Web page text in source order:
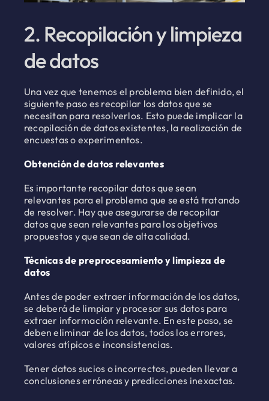
2. Recopilación y limpieza
de datos
Una vez que tenemos el problema bien definido, el
siguiente paso es recopilar los datos que se
necesitan para resolverlos. Esto puede implicar la
recopilación de datos existentes, la realización de
encuestas o experimentos.
Obtención de datos relevantes
Es importante recopilar datos que sean
relevantes para el problema que se está tratando
de resolver. Hay que asegurarse de recopilar
datos que sean relevantes para los objetivos
propuestos y que sean de alta calidad.
Técnicas de preprocesamiento y limpieza de
datos
Antes de poder extraer información de los datos,
se deberá de limpiar y procesar sus datos para
extraer información relevante. En este paso, se
deben eliminar de los datos, todos los errores,
valores atípicos e inconsistencias.
Tener datos sucios o incorrectos, pueden llevar a
conclusiones erróneas y predicciones inexactas.